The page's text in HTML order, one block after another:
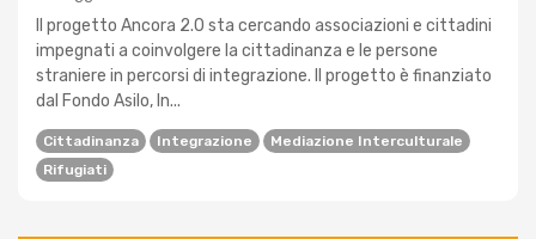
Il progetto Ancora 2.0 sta cercando associazioni e cittadini
impegnati a coinvolgere la cittadinanza e le persone
straniere in percorsi di integrazione. Il progetto è finanziato
dal Fondo Asilo, In...
Cittadinanza Integrazione
Mediazione Interculturale
Rifugiati